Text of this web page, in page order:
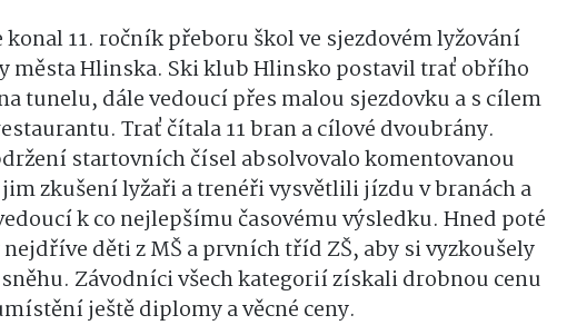
konal 11. ročník přeboru škol ve sjezdovém lyžování
města Hlinska. Ski klub Hlinsko postavil trať obřího
tunelu, dále vedoucí přes malou sjezdovku a s cílem
Trať čítala 11 bran a cílové dvoubrány.
startovních čísel absolvovalo komentovanou
zkušení lyžaři a trenéři vysvětlili jízdu v branách a
k co nejlepšímu časovému výsledku. Hned poté
děti z MŠ a prvních tříd ZŠ, aby si vyzkoušely
Závodníci všech kategorií získali drobnou cenu
ještě diplomy a věcné ceny.